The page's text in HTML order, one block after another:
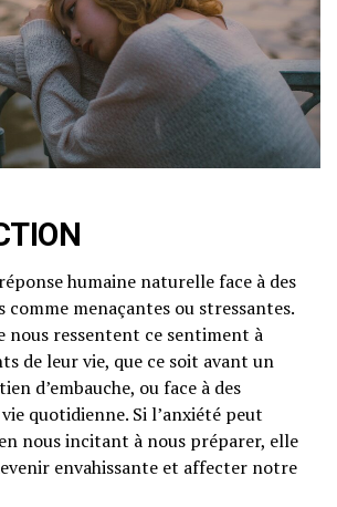
humaine naturelle face à des
comme menaçantes ou stressantes.
nous ressentent ce sentiment à
de leur vie, que ce soit avant un
d’embauche, ou face à des
quotidienne. Si l’anxiété peut
nous incitant à nous préparer, elle
envahissante et affecter notre